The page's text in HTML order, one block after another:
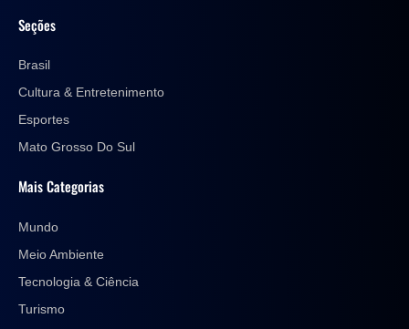
Seções
Brasil
Cultura & Entretenimento
Esportes
Mato Grosso Do Sul
Mais Categorias
Mundo
Meio Ambiente
Tecnologia & Ciência
Turismo